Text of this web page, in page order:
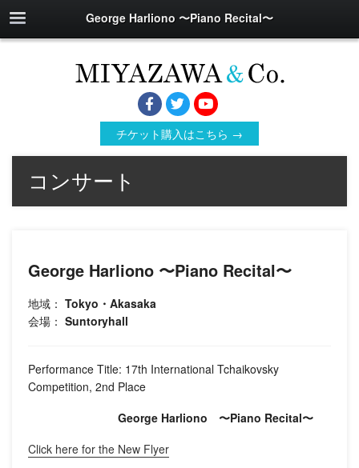
George Harliono 〜Piano Recital〜
チケット購入はこちら →
コンサート
George Harliono 〜Piano Recital〜
地域： Tokyo・Akasaka
会場： Suntoryhall
Performance Title: 17th International Tchaikovsky
Competition, 2nd Place
George Harliono 〜Piano Recital〜
Click here for the New Flyer